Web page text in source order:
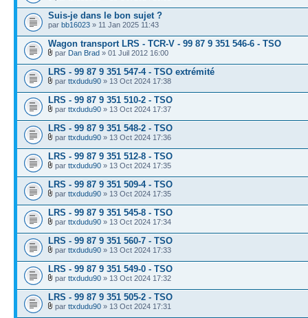
Suis-je dans le bon sujet ?
par bb16023 » 11 Jan 2025 11:43
Wagon transport LRS - TCR-V - 99 87 9 351 546-6 - TSO
par Dan Brad » 01 Juil 2012 16:00
LRS - 99 87 9 351 547-4 - TSO extrémité
par ttxdudu90 » 13 Oct 2024 17:38
LRS - 99 87 9 351 510-2 - TSO
par ttxdudu90 » 13 Oct 2024 17:37
LRS - 99 87 9 351 548-2 - TSO
par ttxdudu90 » 13 Oct 2024 17:36
LRS - 99 87 9 351 512-8 - TSO
par ttxdudu90 » 13 Oct 2024 17:35
LRS - 99 87 9 351 509-4 - TSO
par ttxdudu90 » 13 Oct 2024 17:35
LRS - 99 87 9 351 545-8 - TSO
par ttxdudu90 » 13 Oct 2024 17:34
LRS - 99 87 9 351 560-7 - TSO
par ttxdudu90 » 13 Oct 2024 17:33
LRS - 99 87 9 351 549-0 - TSO
par ttxdudu90 » 13 Oct 2024 17:32
LRS - 99 87 9 351 505-2 - TSO
par ttxdudu90 » 13 Oct 2024 17:31